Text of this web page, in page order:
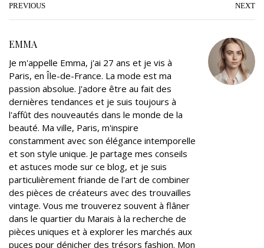
t
b
k
l
e
n
e
l
PREVIOUS NEXT
EMMA
Je m'appelle Emma, j'ai 27 ans et je vis à
Paris, en Île-de-France. La mode est ma
passion absolue. J'adore être au fait des
dernières tendances et je suis toujours à
l'affût des nouveautés dans le monde de la
beauté. Ma ville, Paris, m'inspire
constamment avec son élégance intemporelle
et son style unique. Je partage mes conseils
et astuces mode sur ce blog, et je suis
particulièrement friande de l'art de combiner
des pièces de créateurs avec des trouvailles
vintage. Vous me trouverez souvent à flâner
dans le quartier du Marais à la recherche de
pièces uniques et à explorer les marchés aux
puces pour dénicher des trésors fashion. Mon